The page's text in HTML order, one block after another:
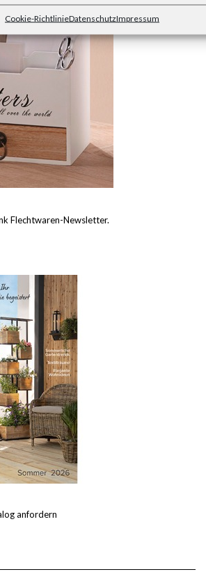
Cookie-RichtlinieDatenschutzImpressum
Flechtwaren-Newsletter.
anfordern